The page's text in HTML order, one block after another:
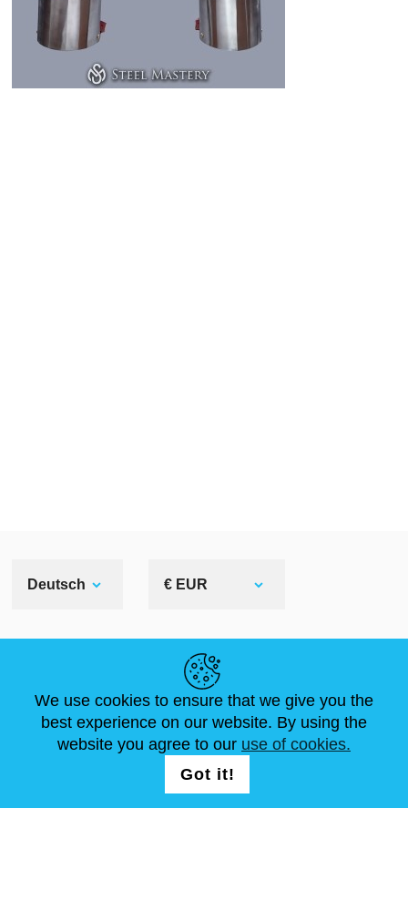
Deutsch € EUR
NEUIGKEITEN
ARTIKEL
ABOUT US
FAQ
STANDARDGRÖSSEN
SCHREIB UNS
We use cookies to ensure that we give you the
best experience on our website. By using the
website you agree to our use of cookies.
Got it!